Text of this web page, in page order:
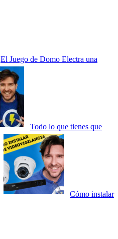
El Juego de Domo Electra una
Todo lo que tienes que
Cómo instalar